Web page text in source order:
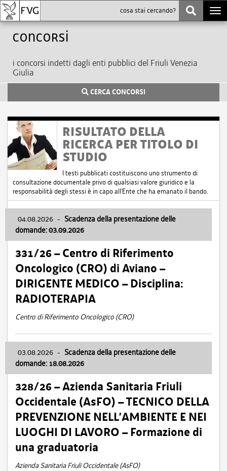
Concorsi
i concorsi indetti dagli enti pubblici del Friuli Venezia
Giulia
CERCA CONCORSI
RISULTATO DELLA
RICERCA PER TITOLO DI
STUDIO
I testi pubblicati costituiscono uno strumento di
consultazione documentale privo di qualsiasi valore giuridico e la
responsabilità degli stessi è in capo all'Ente che ha emanato il bando.
04.08.2026 - Scadenza della presentazione delle
domande: 03.09.2026
331/26 – Centro di Riferimento
Oncologico (CRO) di Aviano –
DIRIGENTE MEDICO – Disciplina:
RADIOTERAPIA
Centro di Riferimento Oncologico (CRO)
03.08.2026 - Scadenza della presentazione delle
domande: 18.08.2026
328/26 – Azienda Sanitaria Friuli
Occidentale (AsFO) – TECNICO DELLA
PREVENZIONE NELL’AMBIENTE E NEI
LUOGHI DI LAVORO – Formazione di
una graduatoria
Azienda Sanitaria Friuli Occidentale (AsFO)